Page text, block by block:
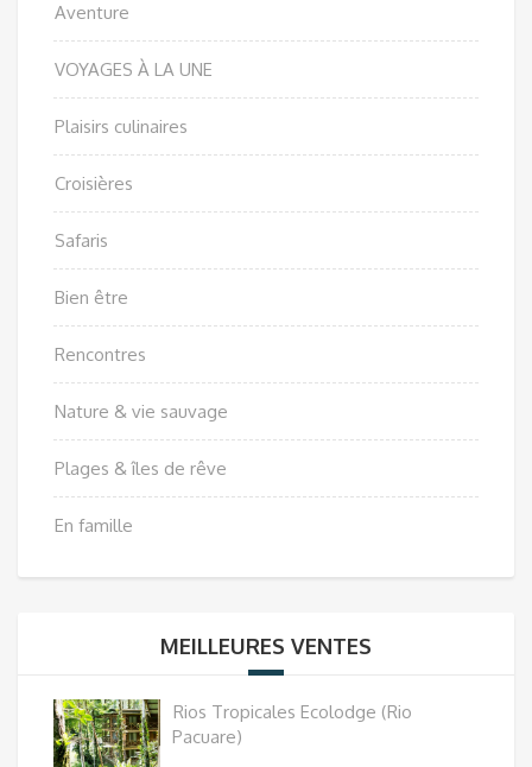
Aventure
VOYAGES À LA UNE
Plaisirs culinaires
Croisières
Safaris
Bien être
Rencontres
Nature & vie sauvage
Plages & îles de rêve
En famille
MEILLEURES VENTES
Rios Tropicales Ecolodge (Rio
Pacuare)